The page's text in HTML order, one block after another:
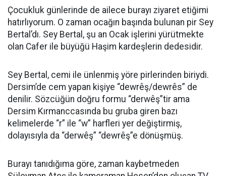
Çocukluk günlerinde de ailece burayı ziyaret etiğimi
hatırlıyorum. O zaman ocağın başında bulunan pir Sey
Bertal’dı. Sey Bertal, şu an Ocak işlerini yürütmekte
olan Cafer ile büyüğü Haşim kardeşlerin dedesidir.
Sey Bertal, cemi ile ünlenmiş yöre pirlerinden biriydi.
Dersim’de cem yapan kişiye “dewrêş/dewrês” de
denilir. Sözcüğün doğru formu “derwêş”tir ama
Dersim Kırmanccasında bu gruba giren bazı
kelimelerde “r” ile “w” harfleri yer değiştirmiş,
dolayısıyla da “derwêş” “dewrêş”e dönüşmüş.
Burayı tanıdığıma göre, zaman kaybetmeden